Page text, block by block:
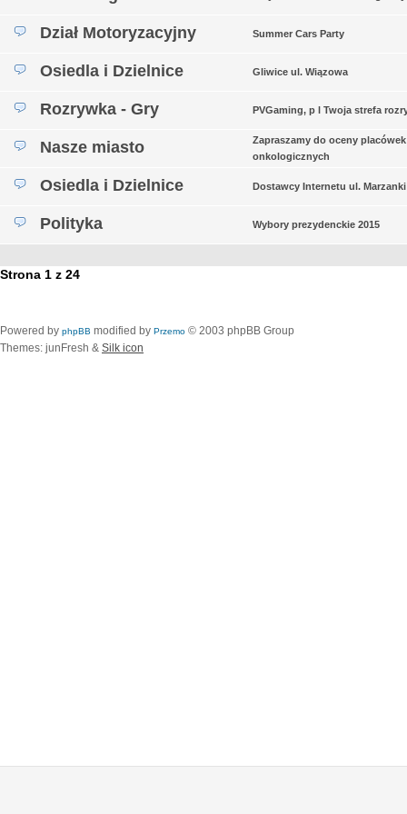
Dział Motoryzacyjny Summer Cars Party
Osiedla i Dzielnice Gliwice ul. Wiązowa
Rozrywka - Gry PVGaming, p l Twoja strefa
Nasze miasto
Zapraszamy do oceny placówek
onkologicznych
Osiedla i Dzielnice Dostawcy Internetu ul. Marzanki
Polityka Wybory prezydenckie 2015
Strona 1 z 24
Powered by phpBB modified by Przemo © 2003 phpBB Group
Themes: junFresh & Silk icon